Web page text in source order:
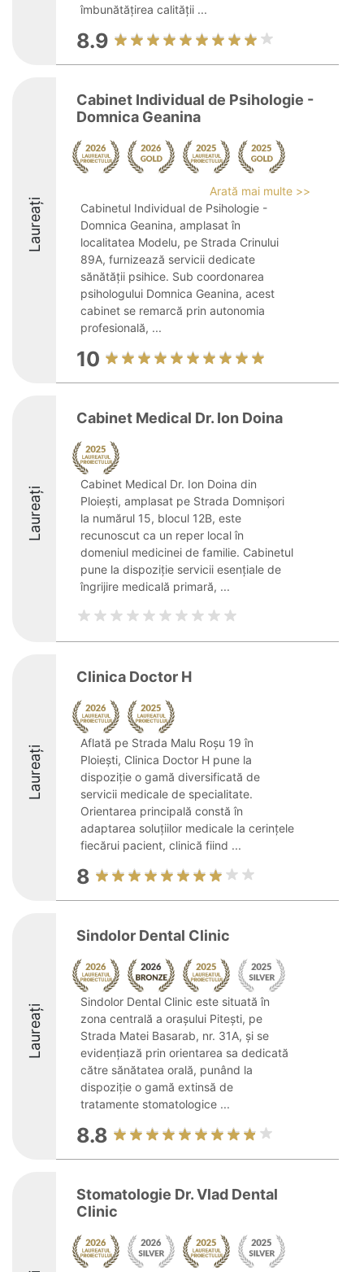
îmbunătățirea calității ...
8.9
Laureați
Cabinet Individual de Psihologie -
Domnica Geanina
Arată mai multe >>
Cabinetul Individual de Psihologie -
Domnica Geanina, amplasat în
localitatea Modelu, pe Strada Crinului
89A, furnizează servicii dedicate
sănătății psihice. Sub coordonarea
psihologului Domnica Geanina, acest
cabinet se remarcă prin autonomia
profesională, ...
10
Laureați
Cabinet Medical Dr. Ion Doina
Cabinet Medical Dr. Ion Doina din
Ploiești, amplasat pe Strada Domnișori
la numărul 15, blocul 12B, este
recunoscut ca un reper local în
domeniul medicinei de familie. Cabinetul
pune la dispoziție servicii esențiale de
îngrijire medicală primară, ...
Laureați
Clinica Doctor H
Aflată pe Strada Malu Roșu 19 în
Ploiești, Clinica Doctor H pune la
dispoziție o gamă diversificată de
servicii medicale de specialitate.
Orientarea principală constă în
adaptarea soluțiilor medicale la cerințele
fiecărui pacient, clinică fiind ...
8
Laureați
Sindolor Dental Clinic
Sindolor Dental Clinic este situată în
zona centrală a orașului Pitești, pe
Strada Matei Basarab, nr. 31A, și se
evidențiază prin orientarea sa dedicată
către sănătatea orală, punând la
dispoziție o gamă extinsă de
tratamente stomatologice ...
8.8
Stomatologie Dr. Vlad Dental
Clinic